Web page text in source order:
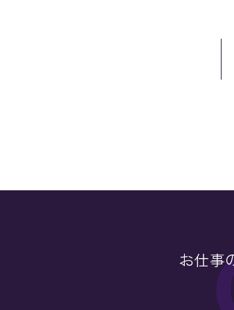
お仕事